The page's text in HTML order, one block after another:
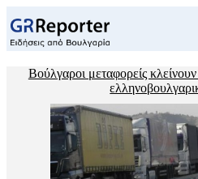
Βούλγαροι μεταφορείς